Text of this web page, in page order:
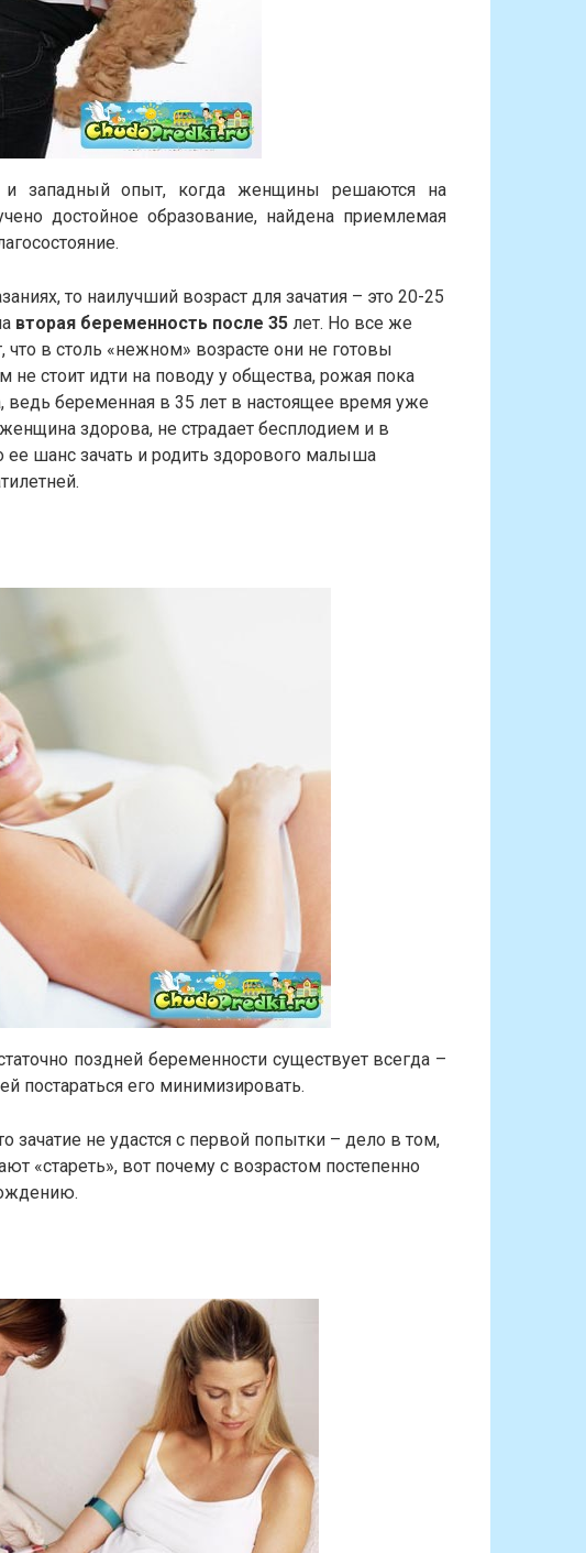
и западный опыт, когда женщины решаются на
достойное образование, найдена приемлемая
то наилучший возраст для зачатия – это 20-25
вторая беременность после 35 лет. Но все же
в столь «нежном» возрасте они не готовы
не стоит идти на поводу у общества, рожая пока
беременная в 35 лет в настоящее время уже
здорова, не страдает бесплодием и в
шанс зачать и родить здорового малыша
поздней беременности существует всегда –
постараться его минимизировать.
зачатие не удастся с первой попытки – дело в том,
«стареть», вот почему с возрастом постепенно